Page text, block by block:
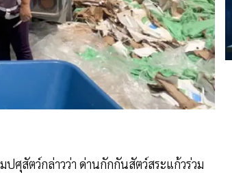
ศุสัตว์กล่าวว่า ด่านกักกันสัตว์สระแก้วร่วม